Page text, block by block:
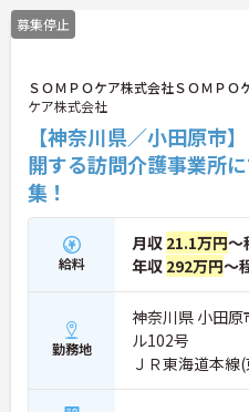
募集停止
ＳＯＭＰＯケア株式会社ＳＯＭＰ
ケア株式会社
【神奈川県／小田原
開する訪問介護事業所
集！
給料
月収 21.1万円～
年収 292万円～
勤務地
神奈川県 小田
ル102号
ＪＲ東海道本線
歩15分